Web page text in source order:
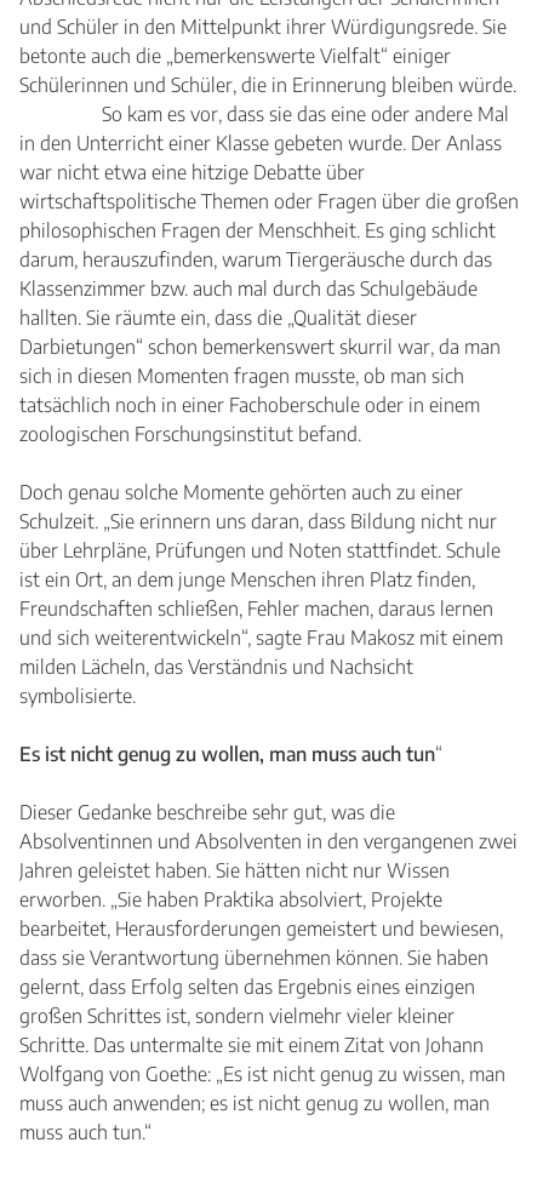
und Schüler in den Mittelpunkt ihrer Würdigungsrede. Sie
betonte auch die „bemerkenswerte Vielfalt“ einiger
Schülerinnen und Schüler, die in Erinnerung bleiben würde.
So kam es vor, dass sie das eine oder andere Mal
in den Unterricht einer Klasse gebeten wurde. Der Anlass
war nicht etwa eine hitzige Debatte über
wirtschaftspolitische Themen oder Fragen über die großen
philosophischen Fragen der Menschheit. Es ging schlicht
darum, herauszufinden, warum Tiergeräusche durch das
Klassenzimmer bzw. auch mal durch das Schulgebäude
hallten. Sie räumte ein, dass die „Qualität dieser
Darbietungen“ schon bemerkenswert skurril war, da man
sich in diesen Momenten fragen musste, ob man sich
tatsächlich noch in einer Fachoberschule oder in einem
zoologischen Forschungsinstitut befand.
Doch genau solche Momente gehörten auch zu einer
Schulzeit. „Sie erinnern uns daran, dass Bildung nicht nur
über Lehrpläne, Prüfungen und Noten stattfindet. Schule
ist ein Ort, an dem junge Menschen ihren Platz finden,
Freundschaften schließen, Fehler machen, daraus lernen
und sich weiterentwickeln“, sagte Frau Makosz mit einem
milden Lächeln, das Verständnis und Nachsicht
symbolisierte.
Es ist nicht genug zu wollen, man muss auch tun“
Dieser Gedanke beschreibe sehr gut, was die
Absolventinnen und Absolventen in den vergangenen zwei
Jahren geleistet haben. Sie hätten nicht nur Wissen
erworben. „Sie haben Praktika absolviert, Projekte
bearbeitet, Herausforderungen gemeistert und bewiesen,
dass sie Verantwortung übernehmen können. Sie haben
gelernt, dass Erfolg selten das Ergebnis eines einzigen
großen Schrittes ist, sondern vielmehr vieler kleiner
Schritte. Das untermalte sie mit einem Zitat von Johann
Wolfgang von Goethe: „Es ist nicht genug zu wissen, man
muss auch anwenden; es ist nicht genug zu wollen, man
muss auch tun.“